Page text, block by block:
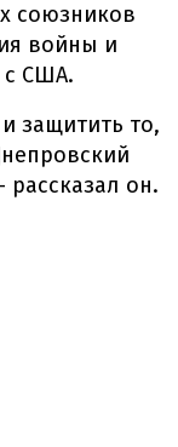
союзников
войны и
с США.
защитить то,
рассказал он.